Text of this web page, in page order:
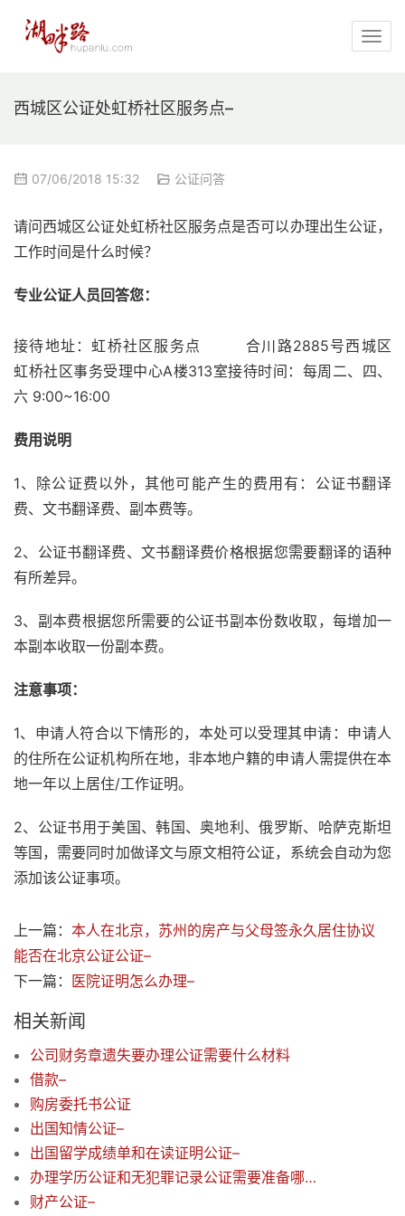
西城区公证处虹桥社区服务点–
07/06/2018 15:32 公证问答
请问西城区公证处虹桥社区服务点是否可以办理出生公证，
工作时间是什么时候？
专业公证人员回答您：
接待地址：虹桥社区服务点        合川路2885号西城区
虹桥社区事务受理中心A楼313室接待时间：每周二、四、
六 9:00~16:00
费用说明
1、除公证费以外，其他可能产生的费用有：公证书翻译
费、文书翻译费、副本费等。
2、公证书翻译费、文书翻译费价格根据您需要翻译的语种
有所差异。
3、副本费根据您所需要的公证书副本份数收取，每增加一
本副本收取一份副本费。
注意事项：
1、申请人符合以下情形的，本处可以受理其申请：申请人
的住所在公证机构所在地，非本地户籍的申请人需提供在本
地一年以上居住/工作证明。
2、公证书用于美国、韩国、奥地利、俄罗斯、哈萨克斯坦
等国，需要同时加做译文与原文相符公证，系统会自动为您
添加该公证事项。
上一篇： 本人在北京，苏州的房产与父母签永久居住协议
能否在北京公证公证–
下一篇： 医院证明怎么办理–
相关新闻
公司财务章遗失要办理公证需要什么材料
借款–
购房委托书公证
出国知情公证–
出国留学成绩单和在读证明公证–
办理学历公证和无犯罪记录公证需要准备哪些材料
财产公证–